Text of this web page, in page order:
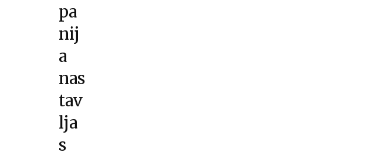
pa
nij
a
nas
tav
lja
s